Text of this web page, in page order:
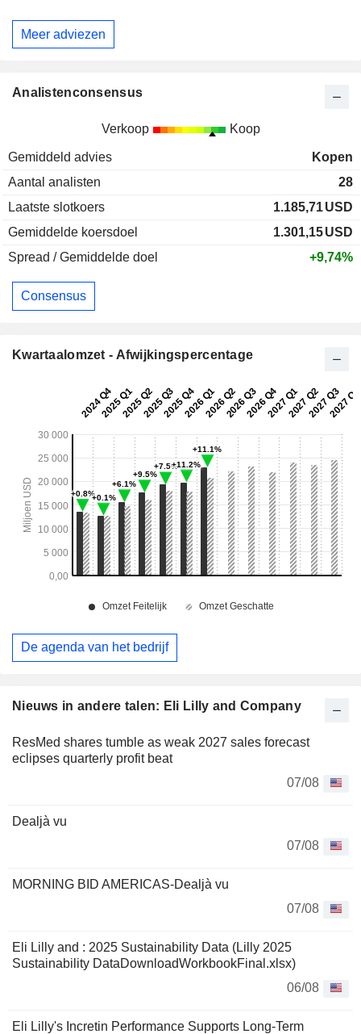
Nieuws in andere talen: Eli Lilly and Company
ResMed shares tumble as weak 2027 sales forecast
eclipses quarterly profit beat
07/08
Dealjà vu
07/08
MORNING BID AMERICAS-Dealjà vu
07/08
Eli Lilly and : 2025 Sustainability Data (Lilly 2025
Sustainability DataDownloadWorkbookFinal.xlsx)
06/08
Eli Lilly's Incretin Performance Supports Long-Term
Meer adviezen
Analistenconsensus
Verkoop Koop
Gemiddeld advies
Kopen
Aantal analisten
28
Laatste slotkoers
1.185,71USD
Gemiddelde koersdoel
1.301,15USD
Spread / Gemiddelde doel
+9,74%
Consensus
Kwartaalomzet - Afwijkingspercentage
De agenda van het bedrijf